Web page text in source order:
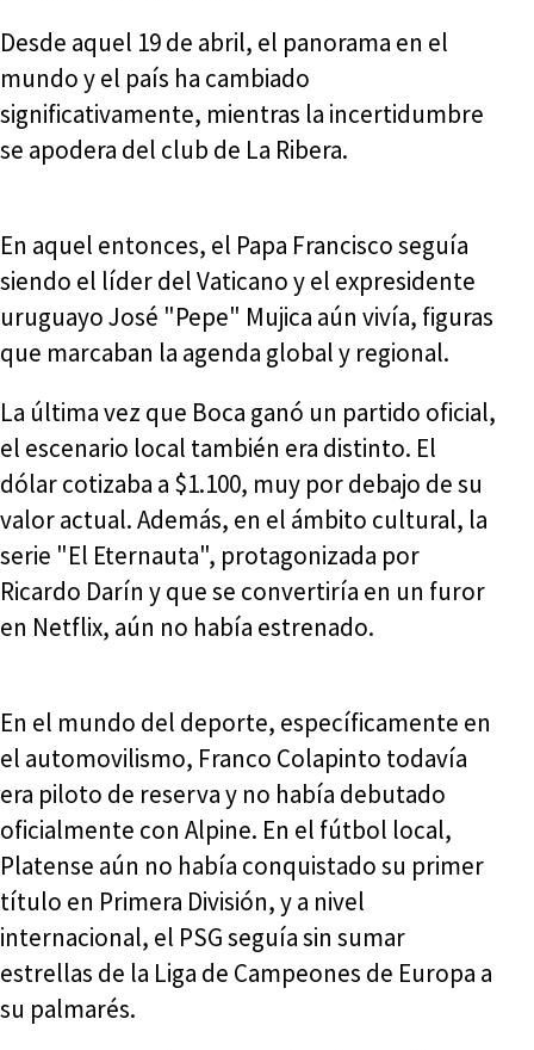
Desde aquel 19 de abril, el panorama en el
mundo y el país ha cambiado
significativamente, mientras la incertidumbre
se apodera del club de La Ribera.
En aquel entonces, el Papa Francisco seguía
siendo el líder del Vaticano y el expresidente
uruguayo José "Pepe" Mujica aún vivía, figuras
que marcaban la agenda global y regional.
La última vez que Boca ganó un partido oficial,
el escenario local también era distinto. El
dólar cotizaba a $1.100, muy por debajo de su
valor actual. Además, en el ámbito cultural, la
serie "El Eternauta", protagonizada por
Ricardo Darín y que se convertiría en un furor
en Netflix, aún no había estrenado.
En el mundo del deporte, específicamente en
el automovilismo, Franco Colapinto todavía
era piloto de reserva y no había debutado
oficialmente con Alpine. En el fútbol local,
Platense aún no había conquistado su primer
título en Primera División, y a nivel
internacional, el PSG seguía sin sumar
estrellas de la Liga de Campeones de Europa a
su palmarés.